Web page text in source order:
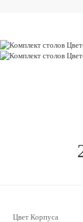
Цвет Корпуса